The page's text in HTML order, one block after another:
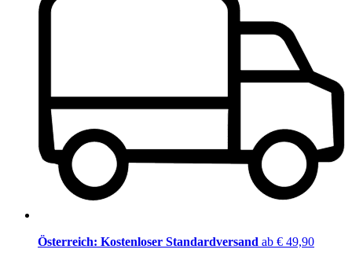
Österreich: Kostenloser Standardversand ab € 49,90